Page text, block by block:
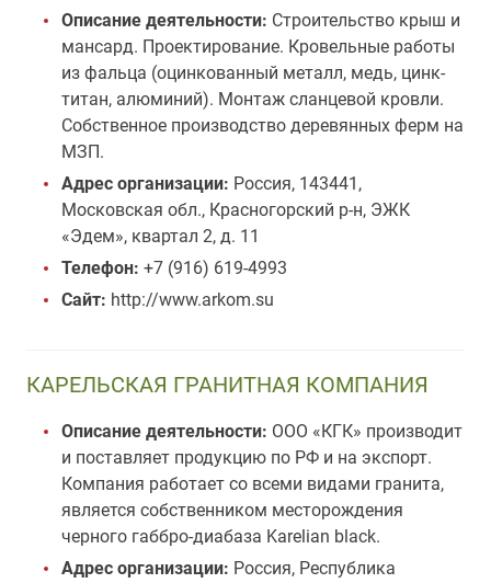
Описание деятельности: Строительство крыш и
мансард. Проектирование. Кровельные работы
из фальца (оцинкованный металл, медь, цинк-
титан, алюминий). Монтаж сланцевой кровли.
Собственное производство деревянных ферм на
МЗП.
Адрес организации: Россия, 143441,
Московская обл., Красногорский р-н, ЭЖК
«Эдем», квартал 2, д. 11
Телефон: +7 (916) 619-4993
Сайт: http://www.arkom.su
КАРЕЛЬСКАЯ ГРАНИТНАЯ КОМПАНИЯ
Описание деятельности: ООО «КГК» производит
и поставляет продукцию по РФ и на экспорт.
Компания работает со всеми видами гранита,
является собственником месторождения
черного габбро-диабаза Karelian black.
Адрес организации: Россия, Республика